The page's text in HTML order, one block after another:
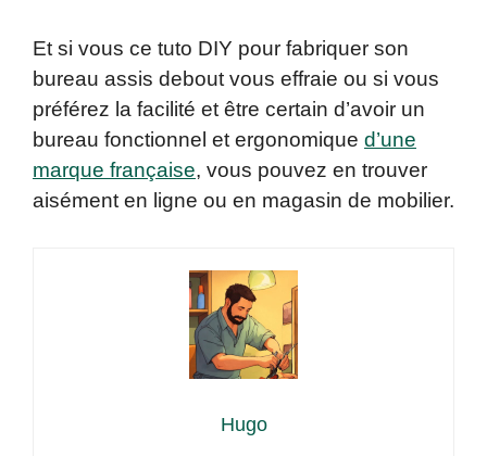
Et si vous ce tuto DIY pour fabriquer son
bureau assis debout vous effraie ou si vous
préférez la facilité et être certain d’avoir un
bureau fonctionnel et ergonomique d’une
marque française, vous pouvez en trouver
aisément en ligne ou en magasin de mobilier.
Hugo